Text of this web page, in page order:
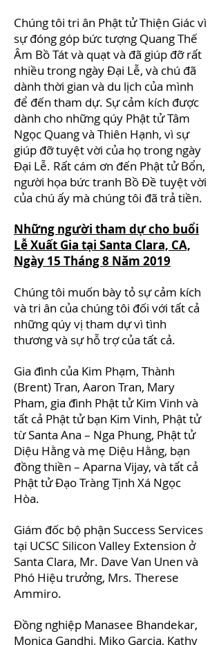
Chúng tôi tri ân Phật tử Thiện Giác vì
sự đóng góp bức tượng Quang Thế
Âm Bồ Tát và quạt và đã giúp đỡ rất
nhiều trong ngày Đại Lễ, và chú đã
dành thời gian và du lịch của mình
để đến tham dự. Sự cảm kích được
dành cho những qúy Phật tử Tâm
Ngọc Quang và Thiên Hạnh, vì sự
giúp đỡ tuyệt vời của họ trong ngày
Đại Lễ. Rất cám ơn đến Phật tử Bổn,
người họa bức tranh Bồ Đề tuyệt vời
của chú ấy mà chúng tôi đã trả tiền.
Những người tham dự cho buổi
Lễ Xuất Gia tại Santa Clara, CA,
Ngày 15 Tháng 8 Năm 2019
Chúng tôi muốn bày tỏ sự cảm kích
và tri ân của chúng tôi đối với tất cả
những qúy vị tham dự vì tình
thương và sự hỗ trợ của tất cả.
Gia đình của Kim Phạm, Thành
(Brent) Tran, Aaron Tran, Mary
Pham, gia đình Phật tử Kim Vinh và
tất cả Phật tử bạn Kim Vinh, Phật tử
từ Santa Ana – Nga Phung, Phật tử
Diệu Hằng và mẹ Diệu Hằng, bạn
đồng thiền – Aparna Vijay, và tất cả
Phật tử Đạo Tràng Tịnh Xá Ngọc
Hòa.
Giám đốc bộ phận Success Services
tại UCSC Silicon Valley Extension ở
Santa Clara, Mr. Dave Van Unen và
Phó Hiệu trưởng, Mrs. Therese
Ammiro.
Đồng nghiệp Manasee Bhandekar,
Monica Gandhi, Miko Garcia, Kathy